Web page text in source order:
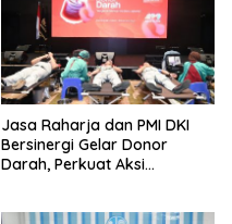
Jasa Raharja dan PMI DKI
Bersinergi Gelar Donor
Darah, Perkuat Aksi